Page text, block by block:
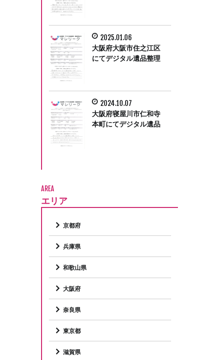
2025.01.06
大阪府大阪市住之江区
にてデジタル遺品整理
2024.10.07
大阪府寝屋川市仁和寺
本町にてデジタル遺品
AREA
エリア
京都府
兵庫県
和歌山県
大阪府
奈良県
東京都
滋賀県